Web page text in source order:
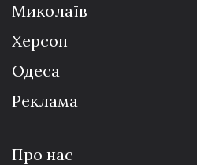
Миколаїв
Херсон
Одеса
Реклама
Про нас